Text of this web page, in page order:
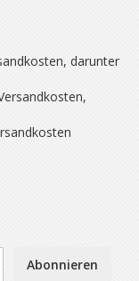
darunter
Abonnieren